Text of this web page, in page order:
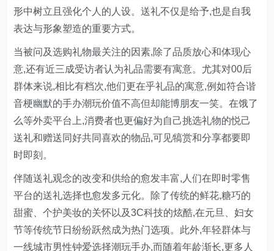
形中树立且强化个人的人设。送礼不仅是给予,也是自我
表达与形象塑造的重要方式。
当被问及选购礼物最关注的因素,除了品质放心和体现心
意,还有近三成受访者认为礼品需要有寓意。尤其对00后
群体来说,相比有档次,他们更在乎礼品的寓意,例如符合谐
音梗幽默的手办潮玩价值不高但却能博朋友一笑。在饿了
么等外卖平台上,消费者也更偏好为自己挑选礼物的悦己
送礼和赠送同好共同喜欢的物品,可见犒赏和分享都要即
时即刻。
伴随送礼观念的改变和供给的愈发丰富,人们在即时零售
平台的送礼选择也愈发多元化。除了传统的鲜花,糖巧的
甜蜜、个护美妆的关怀以及3C科技的炫酷,在元旦、妇女
节等传统节日纷纷跃然成为热门选项。此外,年轻群体与
一线城市男性钟爱选择潮玩手办,而随着年龄渐长,更多人